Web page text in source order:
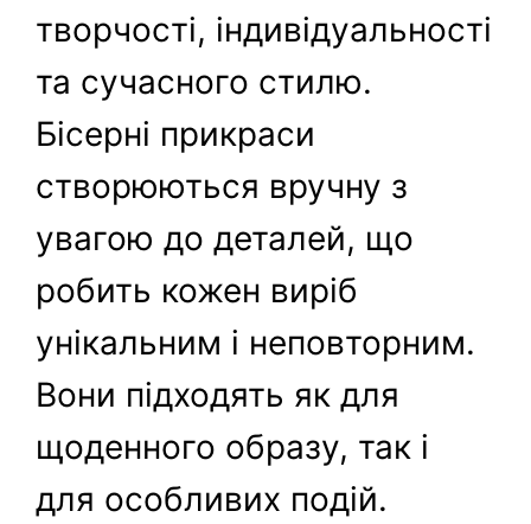
творчості, індивідуальності
та сучасного стилю.
Бісерні прикраси
створюються вручну з
увагою до деталей, що
робить кожен виріб
унікальним і неповторним.
Вони підходять як для
щоденного образу, так і
для особливих подій.